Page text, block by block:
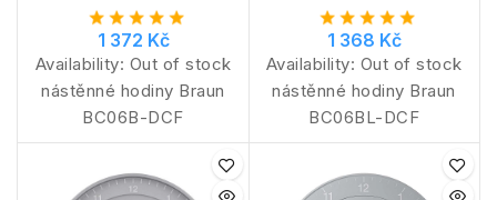
1 372 Kč
Availability: Out of stock
nástěnné hodiny Braun
BC06B-DCF
1 368 Kč
Availability: Out of stock
nástěnné hodiny Braun
BC06BL-DCF